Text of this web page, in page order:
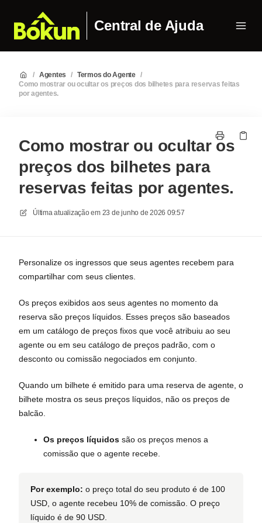
Central de Ajuda
/ Agentes / Termos do Agente /
Como mostrar ou ocultar os preços dos bilhetes para reservas feitas
por agentes.
Como mostrar ou ocultar os
preços dos bilhetes para
reservas feitas por agentes.
Última atualização em 23 de junho de 2026 09:57
Personalize os ingressos que seus agentes recebem para
compartilhar com seus clientes.
Os preços exibidos aos seus agentes no momento da
reserva são preços líquidos. Esses preços são baseados
em um catálogo de preços fixos que você atribuiu ao seu
agente ou em seu catálogo de preços padrão, com o
desconto ou comissão negociados em conjunto.
Quando um bilhete é emitido para uma reserva de agente, o
bilhete mostra os seus preços líquidos, não os preços de
balcão.
Os preços líquidos são os preços menos a
comissão que o agente recebe.
Por exemplo: o preço total do seu produto é de 100
USD, o agente recebeu 10% de comissão. O preço
líquido é de 90 USD.